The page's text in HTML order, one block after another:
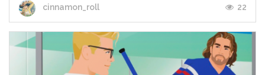
cinnamon_roll 22